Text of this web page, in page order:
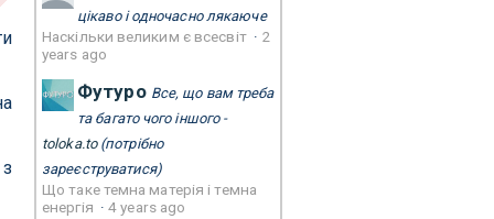
цікаво і одночасно лякаюче
Наскільки великим є всесвіт · 2
years ago
Футуро Все, що вам треба
та багато чого іншого -
toloka.to(потрібно
зареєструватися)
Що таке темна матерія і темна
енергія ·4 years ago